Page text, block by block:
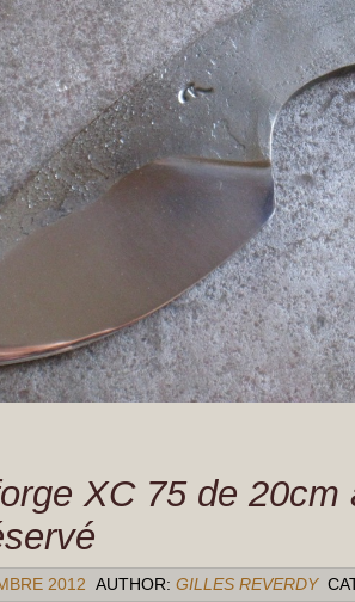
XC 75 de 20cm
2012 AUTHOR: GILLES REVERDY